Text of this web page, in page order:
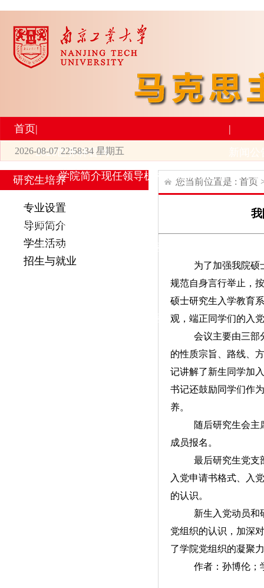
首页|
2026世界杯官网
学院简介现任领导机构设置师资力量
|
研究生培养
专业设置
学生活动
工会活动
2026-08-07 22:58:34 星期五
研究生培养
专业设置
导师简介
学生活动
招生与就业
您当前位置是 : 首页
为了加强我院硕
规范自身言行举止，
硕士研究生入学教育
观，端正同学们的入
会议主要由三部
的性质宗旨、路线、
记讲解了新生同学加
书记还鼓励同学们作
养。
随后研究生会主
成员报名。
最后研究生党支
入党申请书格式、入
的认识。
新生入党动员和
党组织的认识，加深
了学院党组织的凝聚
作者：孙博伦；